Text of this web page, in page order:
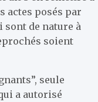
actes posés par
sont de nature à
soient
seule
a autorisé